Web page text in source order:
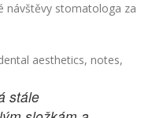
návštěvy stomatologa za
aesthetics, notes,
stále